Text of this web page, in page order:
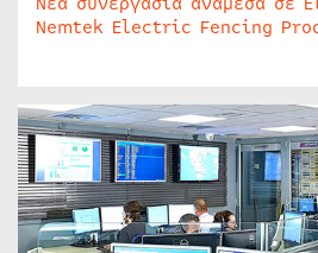
Nemtek Electric Fencing